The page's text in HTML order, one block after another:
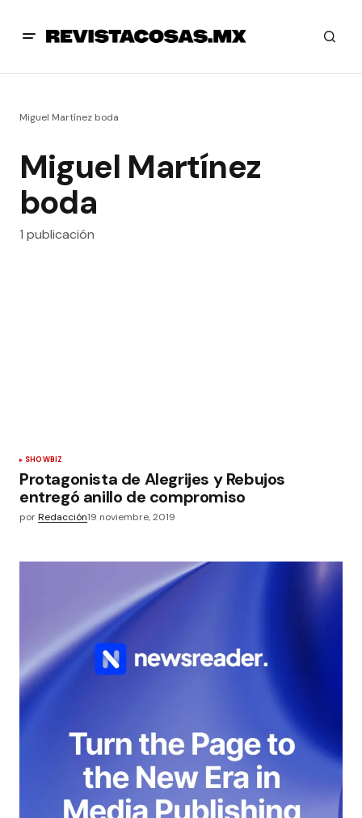
Miguel Martínez boda
Miguel Martínez
boda
1 publicación
SHOWBIZ
Protagonista de Alegrijes y Rebujos
entregó anillo de compromiso
porRedacción19 noviembre, 2019